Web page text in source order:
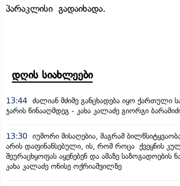
პარაკლისი გადაიხადა.
დღის სიახლეები
13:44 ძალიან მძიმე განცხადება იყო ქართული
ჯარის წინააღმდეგ - კახა კალაძე გიორგი
13:30 იუმორი მისაღებია, მაგრამ
არის დაფინანსებული, ის, რომ როცა ქვეყნის
შეურაცხყოფას აყენებენ და ამაზე საზოგადოების
კახა კალაძე ონისე ოქრიაშვილზე